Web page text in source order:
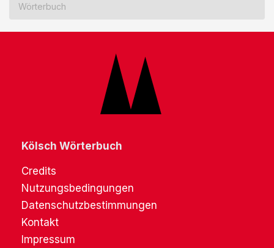
Wörterbuch
Kölsch Wörterbuch
Credits
Nutzungsbedingungen
Datenschutzbestimmungen
Kontakt
Impressum